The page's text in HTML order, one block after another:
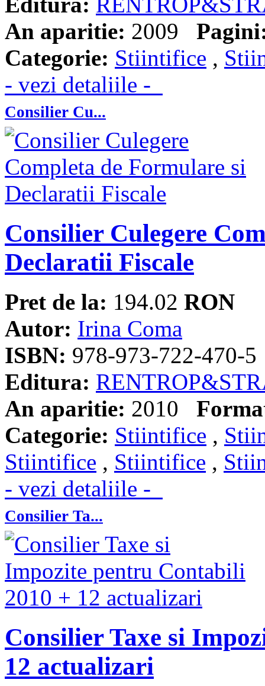
An aparitie: 2009
Categorie: Stiintifice ,
- vezi detaliile -
Consilier Cu...
Consilier Culegere
Declaratii Fiscale
Pret de la: 194.02 RON
Autor: Irina Coma
ISBN: 978-973-722-470-5
Editura:
An aparitie: 2010
Categorie: Stiintifice ,
Stiintifice , Stiintifice ,
- vezi detaliile -
Consilier Ta...
Consilier Taxe si
12 actualizari